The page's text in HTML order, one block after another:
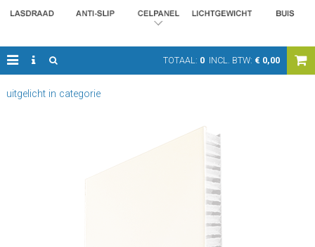
TOTAAL: 0 INCL. BTW: € 0,00
uitgelicht in categorie